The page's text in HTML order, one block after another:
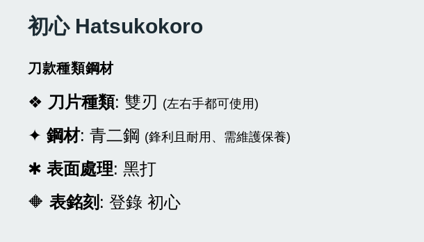
NT$ 60
NT$ 999
初心 Hatsukokoro
刀款種類鋼材
❖ 刀片種類: 雙刃 (左右手都可使用)
✦鋼材: 青二鋼 (鋒利且耐用、需維護保養)
✱表面處理: 黑打
🔶表銘刻 : 登錄 初心